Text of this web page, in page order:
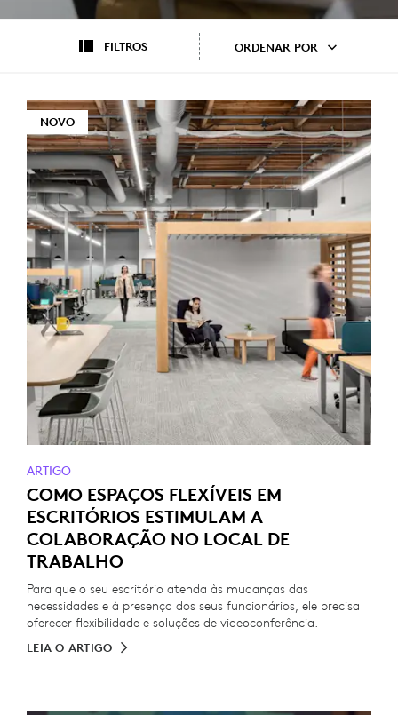
FILTROS ORDENAR POR
NOVO
ARTIGO
COMO ESPAÇOS FLEXÍVEIS EM
ESCRITÓRIOS ESTIMULAM A
COLABORAÇÃO NO LOCAL DE
TRABALHO
Para que o seu escritório atenda às mudanças das
necessidades e à presença dos seus funcionários, ele precisa
oferecer flexibilidade e soluções de videoconferência.
LEIA O ARTIGO